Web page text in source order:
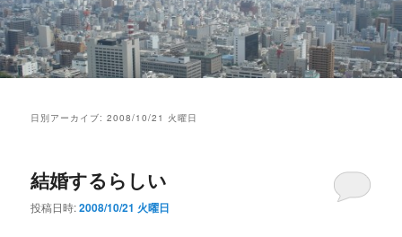
動
日別アーカイブ:2008/10/21 火曜日
結婚するらしい
投稿日時:2008/10/21 火曜日